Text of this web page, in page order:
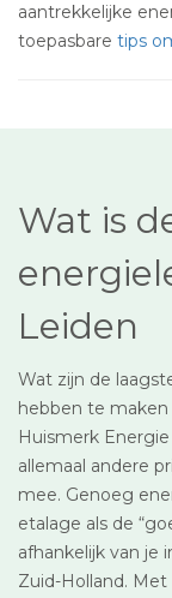
aantrekkelijke
toepasbare tips
Wat is
Leiden
Wat zijn de
hebben te maken
Huismerk
allemaal andere
mee. Genoeg
etalage als de
afhankelijk van je
Zuid-Holland.